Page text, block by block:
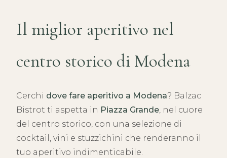
Il miglior aperitivo nel
centro storico di Modena
Cerchi dove fare aperitivo a Modena? Balzac
Bistrot ti aspetta in Piazza Grande, nel cuore
del centro storico, con una selezione di
cocktail, vini e stuzzichini che renderanno il
tuo aperitivo indimenticabile.